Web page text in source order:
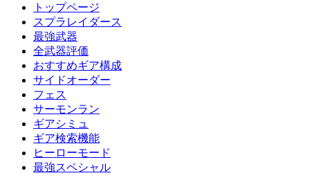
トップページ
スプラレイダース
最強武器
全武器評価
おすすめギア構成
サイドオーダー
フェス
サーモンラン
ギアシミュ
ギア検索機能
ヒーローモード
最強スペシャル